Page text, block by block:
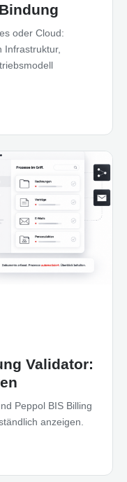
oder Cloud:
Infrastruktur,
Validator:
Peppol BIS Billing
anzeigen.